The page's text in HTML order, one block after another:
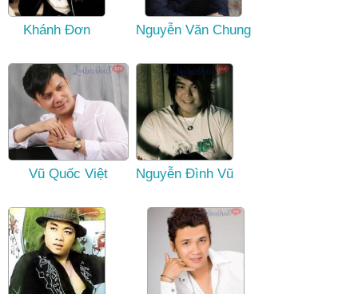
Khánh Đơn Nguyễn Văn Chung
Vũ Quốc Việt Nguyễn Đình Vũ